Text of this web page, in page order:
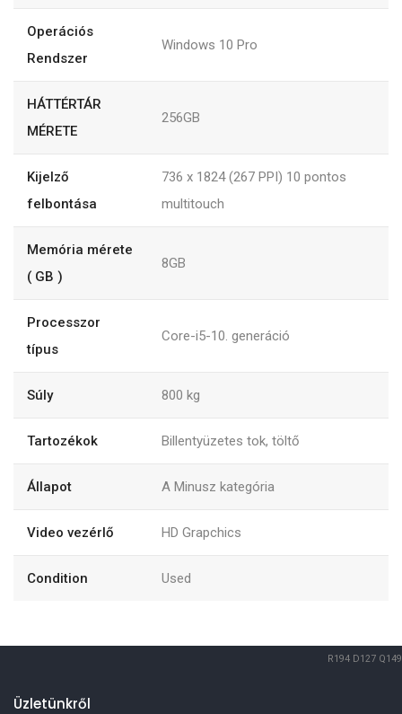
Operációs
Rendszer
Windows 10 Pro
HÁTTÉRTÁR
MÉRETE
256GB
Kijelző
felbontása
736 x 1824 (267 PPI) 10 pontos
multitouch
Memória mérete
( GB )
8GB
Processzor
típus
Core-i5-10. generáció
Súly 800 kg
Tartozékok Billentyüzetes tok, töltő
Állapot A Minusz kategória
Video vezérlő HD Grapchics
Condition Used
R194 D127 Q149
Üzletünkről